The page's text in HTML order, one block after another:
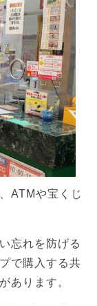
ATMや宝くじ
忘れを防げる
で購入する共
あります。